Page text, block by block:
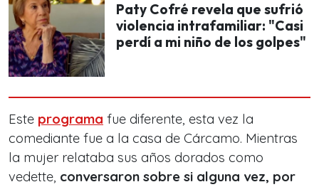
Paty Cofré revela que sufrió
violencia intrafamiliar: "Casi
perdí a mi niño de los golpes"
Este programa fue diferente, esta vez la
comediante fue a la casa de Cárcamo. Mientras
la mujer relataba sus años dorados como
vedette, conversaron sobre si alguna vez, por